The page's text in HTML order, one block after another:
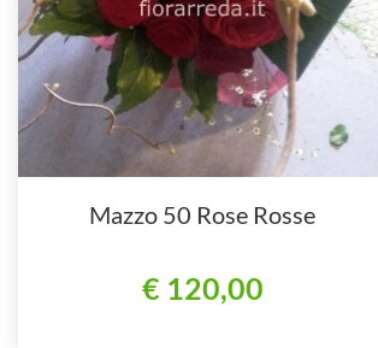
Mazzo 50 Rose Rosse
€ 120,00